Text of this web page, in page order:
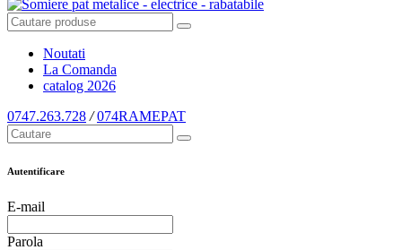
Noutati
La Comanda
catalog 2026
0747.263.728 / 074RAMEPAT
Autentificare
E-mail
Parola